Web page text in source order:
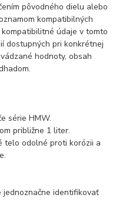
pôvodného dielu alebo
kompatibilných
údaje v tomto
dostupných pri konkrétnej
hodnoty, obsah
série HMW.
približne 1 liter.
telo odolné proti korózii a
jednoznačne identifikovať